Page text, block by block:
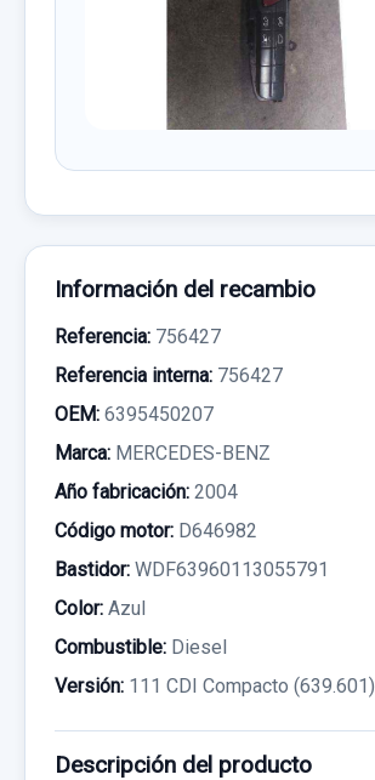
Información del recambio
Referencia: 756427
Referencia interna: 756427
OEM: 6395450207
Marca: MERCEDES-BENZ
Año fabricación: 2004
Código motor: D646982
Bastidor: WDF63960113055791
Color: Azul
Combustible: Diesel
Versión: 111 CDI Compacto (639.601)
Descripción del producto